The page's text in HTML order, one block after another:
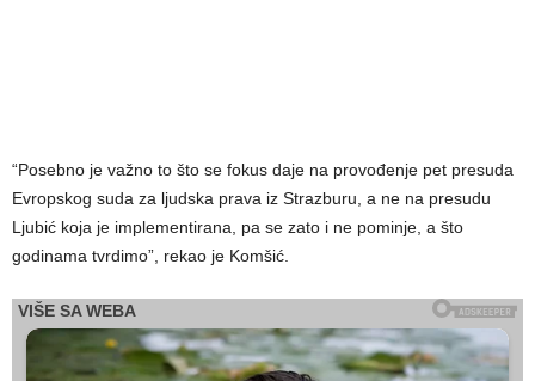
“Posebno je važno to što se fokus daje na provođenje pet presuda
Evropskog suda za ljudska prava iz Strazburu, a ne na presudu
Ljubić koja je implementirana, pa se zato i ne pominje, a što
godinama tvrdimo”, rekao je Komšić.